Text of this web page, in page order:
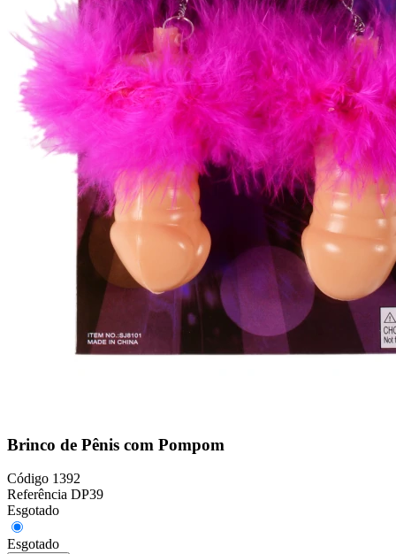
Brinco de Pênis com Pompom
Código 1392
Referência DP39
Esgotado
Esgotado